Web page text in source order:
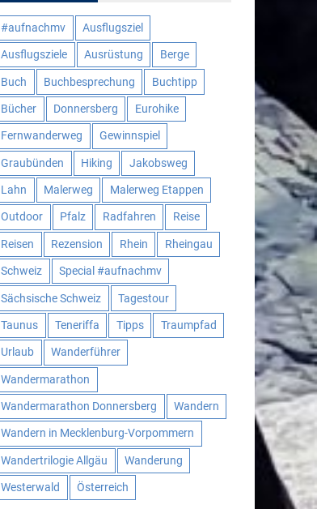
#aufnachmv Ausflugsziel
Ausflugsziele Ausrüstung Berge
Buch Buchbesprechung Buchtipp
Bücher Donnersberg Eurohike
Fernwanderweg Gewinnspiel
Graubünden Hiking Jakobsweg
Lahn Malerweg Malerweg Etappen
Outdoor Pfalz Radfahren Reise
Reisen Rezension Rhein Rheingau
Schweiz Special #aufnachmv
Sächsische Schweiz Tagestour
Taunus Teneriffa Tipps Traumpfad
Urlaub Wanderführer
Wandermarathon
Wandermarathon Donnersberg Wandern
Wandern in Mecklenburg-Vorpommern
Wandertrilogie Allgäu Wanderung
Westerwald Österreich